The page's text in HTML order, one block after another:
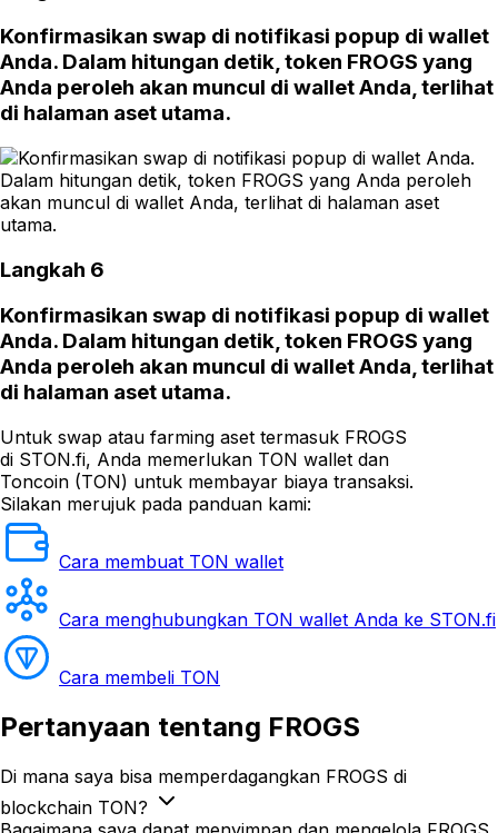
Konfirmasikan swap di notifikasi popup di wallet
Anda. Dalam hitungan detik, token FROGS yang
Anda peroleh akan muncul di wallet Anda, terlihat
di halaman aset utama.
Langkah 6
Konfirmasikan swap di notifikasi popup di wallet
Anda. Dalam hitungan detik, token FROGS yang
Anda peroleh akan muncul di wallet Anda, terlihat
di halaman aset utama.
Untuk swap atau farming aset termasuk FROGS
di STON.fi, Anda memerlukan TON wallet dan
Toncoin (TON) untuk membayar biaya transaksi.
Silakan merujuk pada panduan kami:
Cara membuat TON wallet
Cara menghubungkan TON wallet Anda ke STON.fi
Cara membeli TON
Pertanyaan tentang FROGS
Di mana saya bisa memperdagangkan FROGS di
blockchain TON?